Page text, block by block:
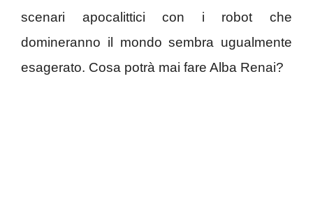
scenari apocalittici con i robot che
domineranno il mondo sembra ugualmente
esagerato. Cosa potrà mai fare Alba Renai?